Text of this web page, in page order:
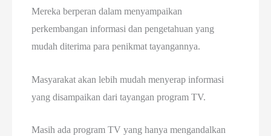
Mereka berperan dalam menyampaikan
perkembangan informasi dan pengetahuan yang
mudah diterima para penikmat tayangannya.
Masyarakat akan lebih mudah menyerap informasi
yang disampaikan dari tayangan program TV.
Masih ada program TV yang hanya mengandalkan